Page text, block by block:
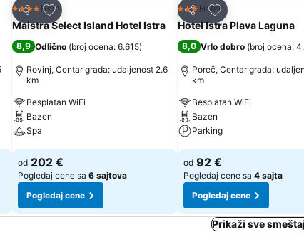
Deli
Dodati u favorite
4 Zvezdice
Hotel
Maistra Select Island Hotel Istra
8,9 Odlično (broj ocena: 6.615)
Rovinj, Centar grada: udaljenost 2.6
km
Besplatan WiFi
Bazen
Spa
Pogledaj cene
od 202 €
Pogledaj cene sa 6 sajtova
Pogledaj cene
Deli
Dodati u favorite
3 Zvezdice
Hotel
Hotel Istra Plava Laguna
8,0 Vrlo dobro (broj ocena:
Poreč, Centar grada:
km
Besplatan WiFi
Bazen
Parking
Pogledaj cene
od 92 €
Pogledaj cene sa 4 sajta
Pogledaj cene
Prikaži sve